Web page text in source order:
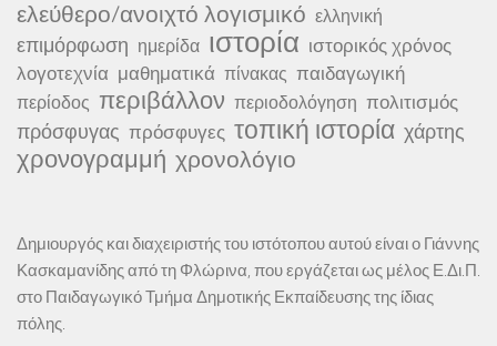
ελεύθερο/ανοιχτό λογισμικό ελληνική
επιμόρφωση ημερίδα ιστορία ιστορικός χρόνος
λογοτεχνία μαθηματικά πίνακας παιδαγωγική
περίοδος περιβάλλον περιοδολόγηση πολιτισμός
πρόσφυγας πρόσφυγες τοπική ιστορία χάρτης
χρονογραμμή χρονολόγιο
Δημιουργός και διαχειριστής του ιστότοπου αυτού είναι ο Γιάννης
Κασκαμανίδης από τη Φλώρινα, που εργάζεται ως μέλος Ε.Δι.Π.
στο Παιδαγωγικό Τμήμα Δημοτικής Εκπαίδευσης της ίδιας
πόλης.